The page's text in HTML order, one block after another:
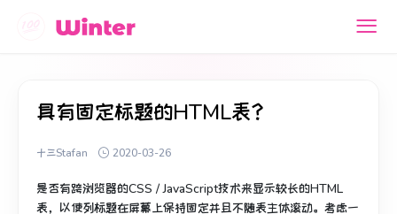
具有固定标题的HTML表？
十三Stafan 2020-03-26
是否有跨浏览器的CSS / JavaScript技术来显示较长的HTML
表，以使列标题在屏幕上保持固定并且不随表主体滚动。 考虑一